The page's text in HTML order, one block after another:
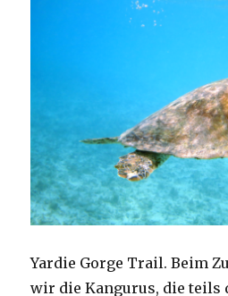
Yardie Gorge Trail. Beim
wir die Kangurus, die teils